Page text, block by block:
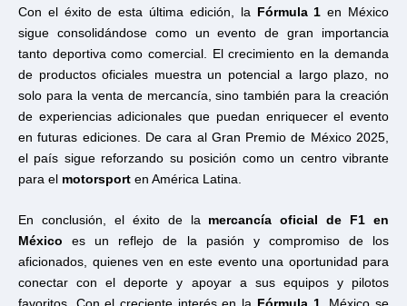
Con el éxito de esta última edición, la
Fórmula 1 en México
sigue consolidándose como un evento de gran importancia
tanto deportiva como comercial. El crecimiento en la demanda
de productos oficiales muestra un potencial a largo plazo, no
solo para la venta de mercancía, sino también para la creación
de experiencias adicionales que puedan enriquecer el evento
en futuras ediciones. De cara al Gran Premio de México 2025,
el país sigue reforzando su posición como un centro vibrante
para el motorsport en América Latina.
En conclusión, el éxito de la
mercancía oficial de F1 en
México
es un reflejo de la pasión y compromiso de los
aficionados, quienes ven en este evento una oportunidad para
conectar con el deporte y apoyar a sus equipos y pilotos